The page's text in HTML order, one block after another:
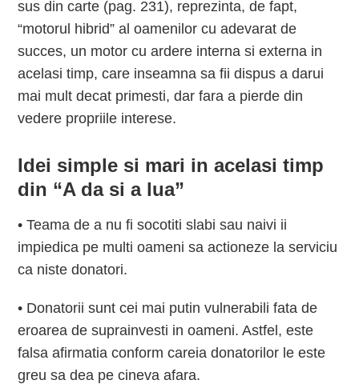
sus din carte (pag. 231), reprezinta, de fapt,
“motorul hibrid” al oamenilor cu adevarat de
succes, un motor cu ardere interna si externa in
acelasi timp, care inseamna sa fii dispus a darui
mai mult decat primesti, dar fara a pierde din
vedere propriile interese.
Idei simple si mari in acelasi timp
din “A da si a lua”
• Teama de a nu fi socotiti slabi sau naivi ii
impiedica pe multi oameni sa actioneze la serviciu
ca niste donatori.
• Donatorii sunt cei mai putin vulnerabili fata de
eroarea de suprainvesti in oameni. Astfel, este
falsa afirmatia conform careia donatorilor le este
greu sa dea pe cineva afara.